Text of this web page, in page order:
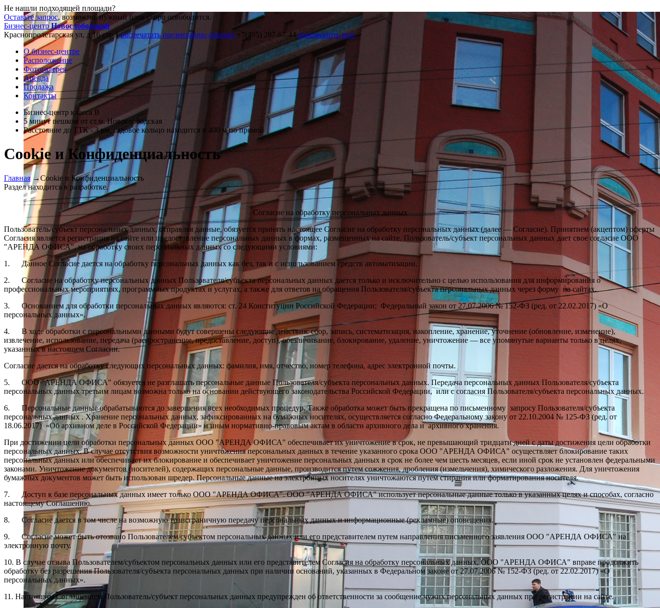
Не нашли подходящей площади?
Оставьте запрос, возможно, нужный блок скоро освободится.
Бизнес-центрНовослободский
Краснопролетарская ул, д 16 стр 1 распечатать презентацию объекта +7(495) 287-67-44 перезвонить мне
О бизнес-центре
Расположение
Фотогалерея
Аренда
Продажа
Контакты
Бизнес-центр класса В
5 минут пешком от ст.м. Новослободская
Расстояние до ТТК - 3 км, садовое кольцо находится в 400 м по прямой
Cookie и Конфиденциальность
Главная →Cookie и Конфиденциальность
Раздел находится в разработке.
Согласие на обработку персональных данных
Пользователь/субъект персональных данных, отправляя данные, обязуется принять настоящее Согласие на обработку персональных данных (далее — Согласие). Принятием (акцептом) оферты
Согласия является регистрация на сайте или предоставление персональных данных в формах, размещенных на сайте. Пользователь/субъект персональных данных дает свое согласие ООО
"АРЕНДА ОФИСА", на обработку своих персональных данных со следующими условиями:
1. Данное Согласие дается на обработку персональных данных как без, так и с использованием средств автоматизации.
2. Согласие на обработку персональных данных Пользователя/субъекта персональных данных дается только и исключительно с целью использования для информирования о
профессиональных мероприятиях, программных продуктах и услугах, а также для ответов на обращения Пользователя/субъекта персональных данных через форму на сайтах.
3. Основанием для обработки персональных данных являются: ст. 24 Конституции Российской Федерации; Федеральный закон от 27.07.2006 № 152-ФЗ (ред. от 22.02.2017) «О
персональных данных».
4. В ходе обработки с персональными данными будут совершены следующие действия: сбор, запись, систематизация, накопление, хранение, уточнение (обновление, изменение),
извлечение, использование, передача (распространение, предоставление, доступ), обезличивание, блокирование, удаление, уничтожение — все упомянутые варианты только в целях,
указанных в настоящем Согласии.
Согласие дается на обработку следующих персональных данных: фамилия, имя, отчество, номер телефона, адрес электронной почты.
5. ООО "АРЕНДА ОФИСА" обязуется не разглашать персональные данные Пользователя/субъекта персональных данных. Передача персональных данных Пользователя/субъекта
персональных данных третьим лицам возможна только на основании действующего законодательства Российской Федерации, или с согласия Пользователя/субъекта персональных данных.
6. Персональные данные обрабатываются до завершения всех необходимых процедур. Также обработка может быть прекращена по письменному запросу Пользователя/субъекта
персональных данных . Хранение персональных данных, зафиксированных на бумажных носителях, осуществляется согласно Федеральному закону от 22.10.2004 № 125-ФЗ (ред. от
18.06.2017) «Об архивном деле в Российской Федерации» и иным нормативно-правовым актам в области архивного дела и архивного хранения.
При достижении цели обработки персональных данных ООО "АРЕНДА ОФИСА" обеспечивает их уничтожение в срок, не превышающий тридцати дней с даты достижения цели обработки
персональных данных. В случае отсутствия возможности уничтожения персональных данных в течение указанного срока ООО "АРЕНДА ОФИСА" осуществляет блокирование таких
персональных данных или обеспечивает их блокирование и обеспечивает уничтожение персональных данных в срок не более чем шесть месяцев, если иной срок не установлен федеральными
законами. Уничтожение документов (носителей), содержащих персональные данные, производится путем сожжения, дробления (измельчения), химического разложения. Для уничтожения
бумажных документов может быть использован шредер. Персональные данные на электронных носителях уничтожаются путем стирания или форматирования носителя.
7. Доступ к базе персональных данных имеет только ООО "АРЕНДА ОФИСА". ООО "АРЕНДА ОФИСА" использует персональные данные только в указанных целях и способах, согласно
настоящему Соглашению.
8. Согласие дается в том числе на возможную трансграничную передачу персональных данных и информационные (рекламные) оповещения.
9. Согласие может быть отозвано Пользователем/субъектом персональных данных или его представителем путем направления письменного заявления ООО "АРЕНДА ОФИСА" на
электронную почту.
10. В случае отзыва Пользователем/субъектом персональных данных или его представителем Согласия на обработку персональных данных, ООО "АРЕНДА ОФИСА" вправе продолжить
обработку без разрешения Пользователя/субъекта персональных данных при наличии оснований, указанных в Федеральном законе от 27.07.2006 № 152-ФЗ (ред. от 22.02.2017) «О
персональных данных».
11. Настоящим Соглашением Пользователь/субъект персональных данных предупрежден об ответственности за сообщение чужих персональных данных при регистрации на сайте.